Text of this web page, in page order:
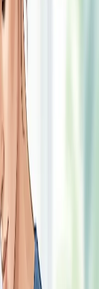
читайте в
могут давать
слева,
крови
боль и тяжесть